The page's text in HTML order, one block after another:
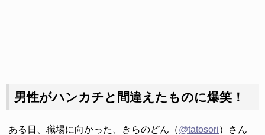
男性がハンカチと間違えたものに爆笑！
ある日、職場に向かった、きらのどん（@tatosori）さん